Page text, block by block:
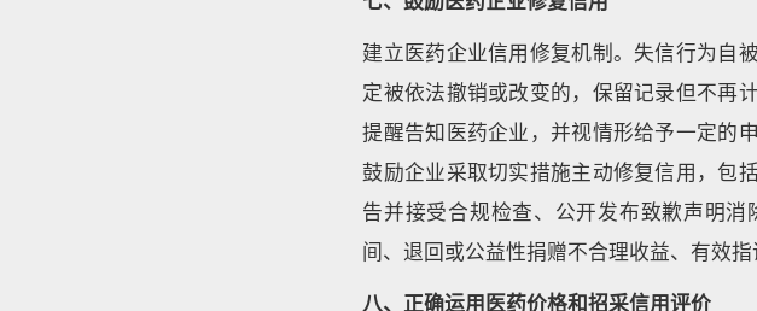
建立医药企业信用修复机制。失信行为自
定被依法撤销或改变的，保留记录但不再
提醒告知医药企业，并视情形给予一定的
鼓励企业采取切实措施主动修复信用，包
告并接受合规检查、公开发布致歉声明
间、退回或公益性捐赠不合理收益、有效指
八、正确运用医药价格和招采信用评价